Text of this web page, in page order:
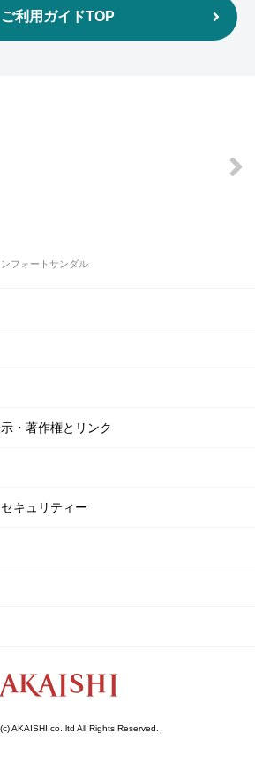
ご利用ガイドTOP
フォートサンダル
・著作権とリンク
キュリティー
AKAISHI co.,ltd All Rights Reserved.